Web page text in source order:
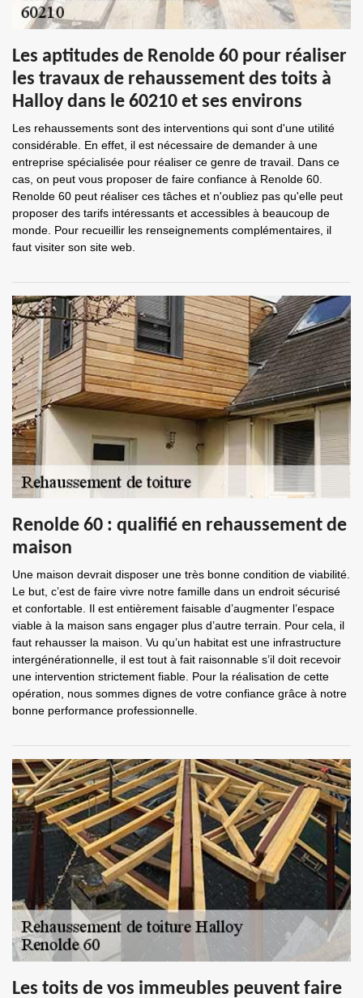
Les aptitudes de Renolde 60 pour réaliser
les travaux de rehaussement des toits à
Halloy dans le 60210 et ses environs
Les rehaussements sont des interventions qui sont d'une utilité
considérable. En effet, il est nécessaire de demander à une
entreprise spécialisée pour réaliser ce genre de travail. Dans ce
cas, on peut vous proposer de faire confiance à Renolde 60.
Renolde 60 peut réaliser ces tâches et n'oubliez pas qu'elle peut
proposer des tarifs intéressants et accessibles à beaucoup de
monde. Pour recueillir les renseignements complémentaires, il
faut visiter son site web.
Renolde 60 : qualifié en rehaussement de
maison
Une maison devrait disposer une très bonne condition de viabilité.
Le but, c’est de faire vivre notre famille dans un endroit sécurisé
et confortable. Il est entièrement faisable d’augmenter l’espace
viable à la maison sans engager plus d’autre terrain. Pour cela, il
faut rehausser la maison. Vu qu’un habitat est une infrastructure
intergénérationnelle, il est tout à fait raisonnable s’il doit recevoir
une intervention strictement fiable. Pour la réalisation de cette
opération, nous sommes dignes de votre confiance grâce à notre
bonne performance professionnelle.
Les toits de vos immeubles peuvent faire